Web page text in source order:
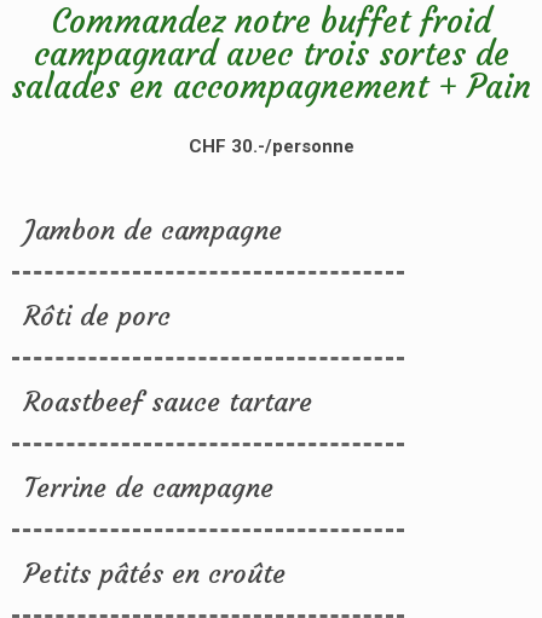
Commandez notre buffet froid
campagnard avec trois sortes de
salades en accompagnement + Pain
CHF 30.-/personne
Jambon de campagne
Rôti de porc
Roastbeef sauce tartare
Terrine de campagne
Petits pâtés en croûte